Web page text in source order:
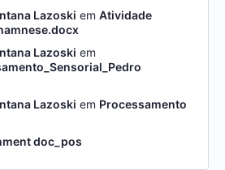
Lazoski em Atividade
Lazoski em
Lazoski em Processamento
doc_pos